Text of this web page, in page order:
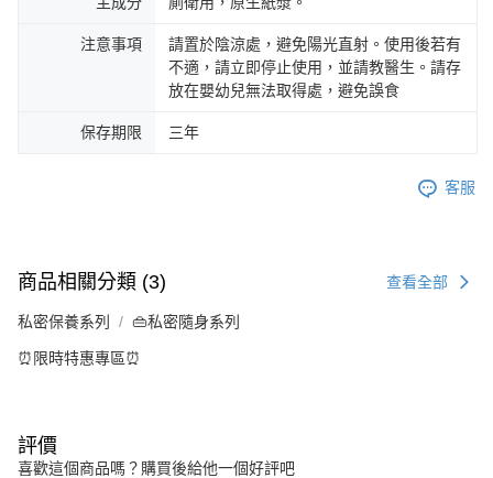
注意事項
請置於陰涼處，避免陽光直射。使用後若有
不適，請立即停止使用，並請教醫生。請存
放在嬰幼兒無法取得處，避免誤食
保存期限 三年
客服
商品相關分類 (3) 查看全部
私密保養系列 👜私密隨身系列
⏰限時特惠專區⏰
評價
喜歡這個商品嗎？購買後給他一個好評吧